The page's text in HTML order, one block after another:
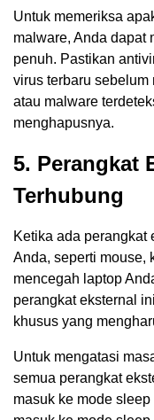
Untuk memeriksa
malware, Anda dapat
penuh. Pastikan
virus terbaru
atau malware
menghapusnya.
5. Perangkat
Terhubung
Ketika ada perangkat
Anda, seperti mouse,
mencegah laptop
perangkat eksternal
khusus yang
Untuk mengatasi
semua perangkat
masuk ke mode